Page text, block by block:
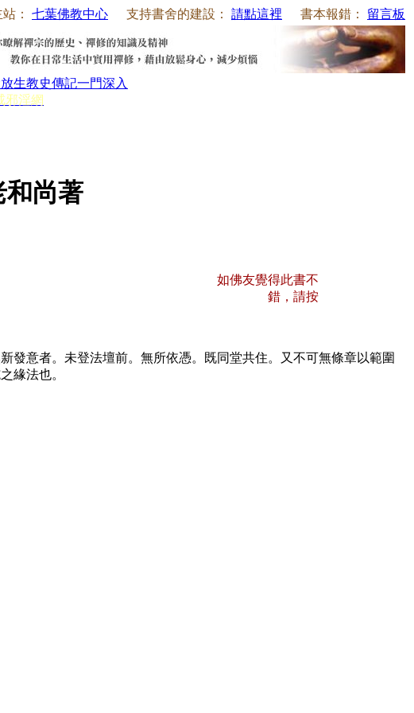
： 七葉佛教中心 支持書舍的建設： 請點這裡 書本報錯： 留言板
生教史傳記一門深入
邪淫網
尚著
如佛友覺得此書不
錯，請按
發意者。未登法壇前。無所依憑。既同堂共住。又不可無條章以範圍
緣法也。